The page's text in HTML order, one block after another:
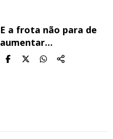
E a frota não para de
aumentar…